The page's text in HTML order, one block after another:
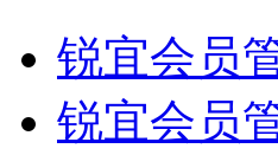
锐宜会员
锐宜会员